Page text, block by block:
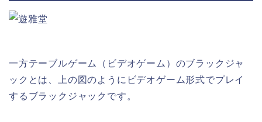
一方テーブルゲーム（ビデオゲーム）のブラックジャ
ックとは、上の図のようにビデオゲーム形式でプレイ
するブラックジャックです。